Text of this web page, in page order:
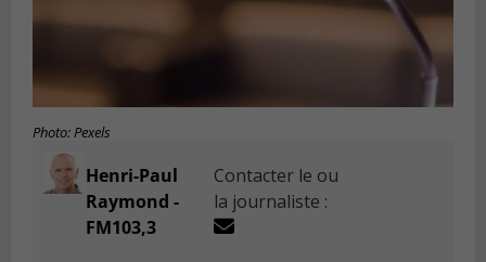
Photo: Pexels
Henri-Paul
Raymond -
FM103,3
Contacter le ou
la journaliste :